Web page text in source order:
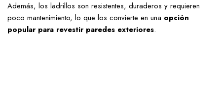
Además, los ladrillos son resistentes, duraderos y requieren
poco mantenimiento, lo que los convierte en una opción
popular para revestir paredes exteriores.